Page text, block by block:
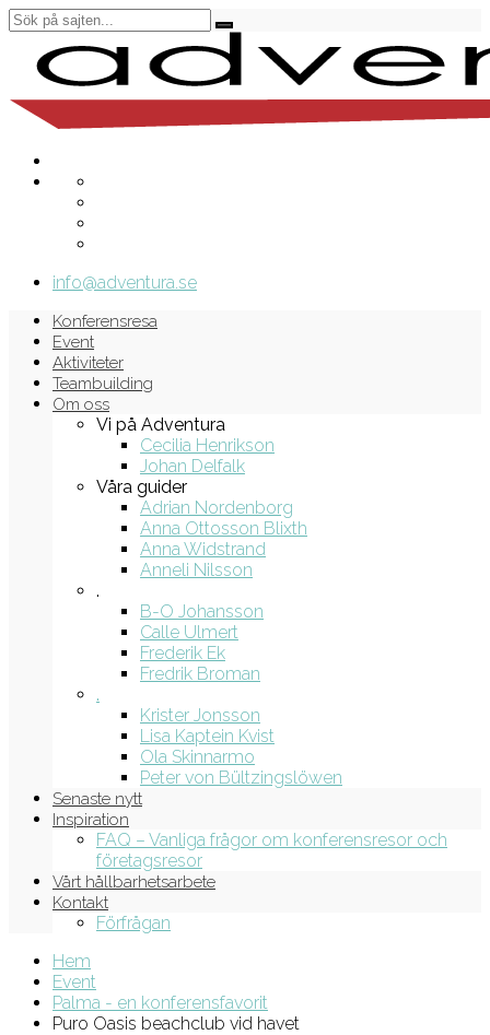
info@adventura.se
Konferensresa
Event
Aktiviteter
Teambuilding
Om oss
Vi på Adventura
Cecilia Henrikson
Johan Delfalk
Våra guider
Adrian Nordenborg
Anna Ottosson Blixth
Anna Widstrand
Anneli Nilsson
.
B-O Johansson
Calle Ulmert
Frederik Ek
Fredrik Broman
.
Krister Jonsson
Lisa Kaptein Kvist
Ola Skinnarmo
Peter von Bültzingslöwen
Senaste nytt
Inspiration
FAQ – Vanliga frågor om konferensresor och
företagsresor
Vårt hållbarhetsarbete
Kontakt
Förfrågan
Hem
Event
Palma - en konferensfavorit
Puro Oasis beachclub vid havet